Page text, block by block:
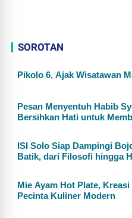
SOROTAN
Pikolo 6, Ajak Wisatawan
Pesan Menyentuh Habib
Bersihkan Hati untuk
ISI Solo Siap Dampingi
Batik, dari Filosofi hingga
Mie Ayam Hot Plate,
Pecinta Kuliner Modern